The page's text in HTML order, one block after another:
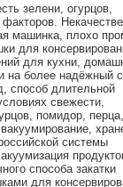
зелени, огурцов,
машинка, плохо
для
для кухни,
на более надёжный
способ длительной
свежести,
помидор,
системы
способа закатки
для